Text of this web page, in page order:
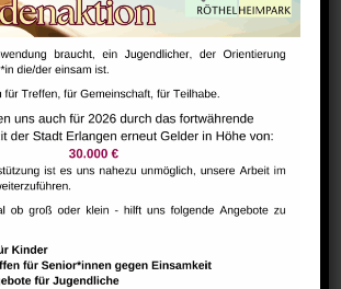
- 11:30